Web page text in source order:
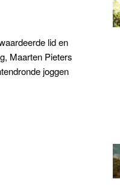
lid en
Maarten Pieters
joggen